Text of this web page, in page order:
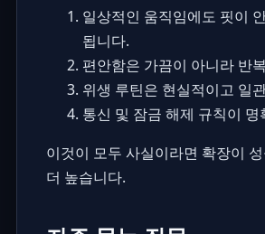
일상적인 움직임에도 핏이
됩니다.
편안함은 가끔이 아니라 반
위생 루틴은 현실적이고 일
통신 및 잠금 해제 규칙이 명
이것이 모두 사실이라면 확장이
더 높습니다.